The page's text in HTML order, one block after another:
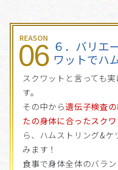
REASON
06 ６．バリエ
ワットでハ
スクワットと言っても
す。
その中から遺伝子検査
たの身体に合ったスク
ら、ハムストリング&
みます！
食事で身体全体のバラ